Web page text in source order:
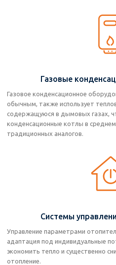
Газовые
Газовое конденсационное
обычным, также использует
содержащуюся в дымовых газах,
конденсационные котлы в
традиционных аналогов.
Системы
Управление параметрами
адаптация под индивидуальные
экономить тепло и существенно
отопление.